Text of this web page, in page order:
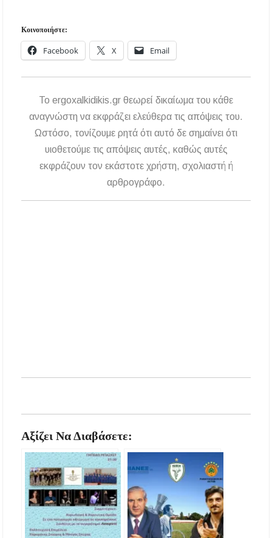
Κοινοποιήστε:
Facebook X Email
To ergoxalkidikis.gr θεωρεί δικαίωμα του κάθε
αναγνώστη να εκφράζει ελεύθερα τις απόψεις του.
Ωστόσο, τονίζουμε ρητά ότι αυτό δε σημαίνει ότι
υιοθετούμε τις απόψεις αυτές, καθώς αυτές
εκφράζουν τον εκάστοτε χρήστη, σχολιαστή ή
αρθρογράφο.
Αξίζει Να Διαβάσετε: